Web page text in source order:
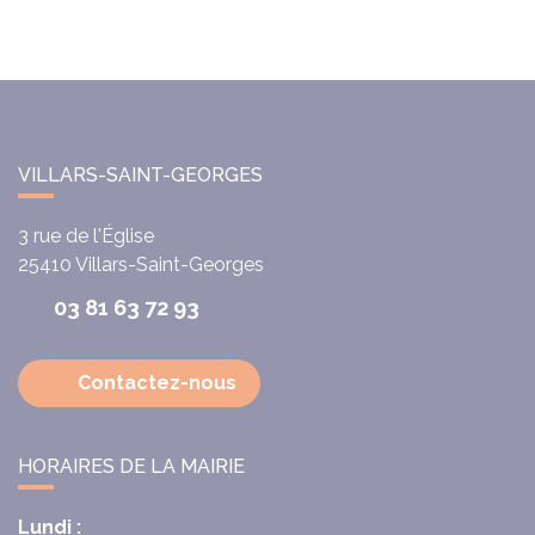
VILLARS-SAINT-GEORGES
3 rue de l'Église
25410 Villars-Saint-Georges
03 81 63 72 93
Contactez-nous
HORAIRES DE LA MAIRIE
Lundi :